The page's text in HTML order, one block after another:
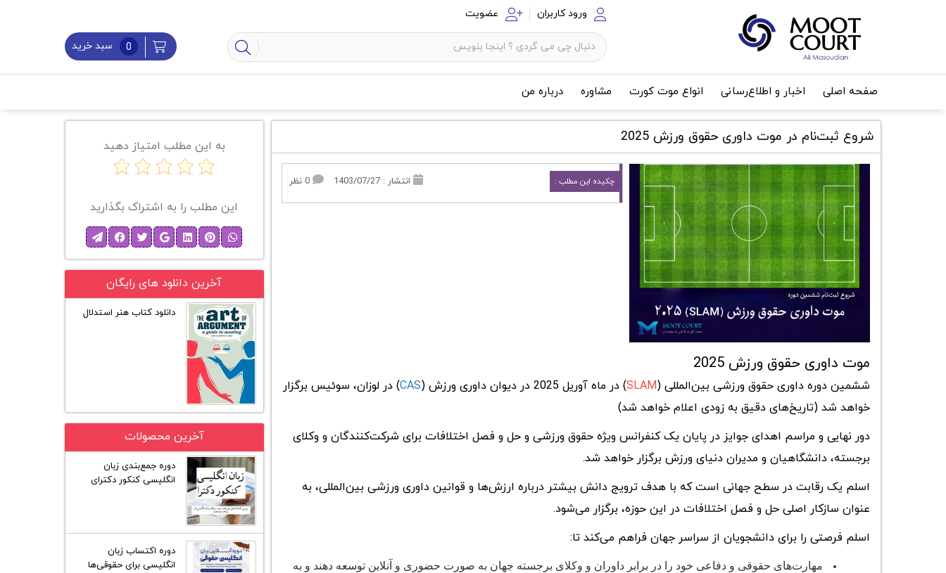
ورود کاربران عضویت
0 سبد خرید
صفحه اصلی اخبار و اطلاع‌رسانی انواع موت کورت مشاوره درباره من
شروع ثبت‌نام در موت داوری حقوق ورزش 2025
چکیده این مطلب : انتشار : 1403/07/27 0 نظر
موت داوری حقوق ورزش 2025
ششمین دوره داوری حقوق ورزشی بین‌المللی (SLAM) در ماه آوریل 2025 در دیوان داوری ورزش ( CAS) در لوزان، سوئیس برگزار
خواهد شد (تاریخ‌های دقیق به زودی اعلام خواهد شد)
دور نهایی و مراسم اهدای جوایز در پایان یک کنفرانس ویژه حقوق ورزشی و حل و فصل اختلافات برای شرکت‌کنندگان و وکلای
برجسته، دانشگاهیان و مدیران دنیای ورزش برگزار خواهد شد.
اسلم یک رقابت در سطح جهانی است که با هدف ترویج دانش بیشتر درباره ارزش‌ها و قوانین داوری ورزشی بین‌المللی، به
عنوان سازکار اصلی حل و فصل اختلافات در این حوزه، برگزار می‌شود.
اسلم فرصتی را برای دانشجویان از سراسر جهان فراهم می‌کند تا:
مهارت‌های حقوقی و دفاعی خود را در برابر داوران و وکلای برجسته جهان به صورت حضوری و آنلاین توسعه دهند و به
به این مطلب امتیاز دهید
این مطلب را به اشتراک بگذارید
آخرین دانلود های رایگان
دانلود کتاب هنر استدلال
آخرین محصولات
دوره جمع‌بندی زبان
انگلیسی کنکور دکترای
دوره اکتساب زبان
انگلیسی برای حقوقی‌ها